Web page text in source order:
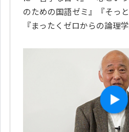
のための国語ゼミ』『そっ
『まったくゼロからの論理